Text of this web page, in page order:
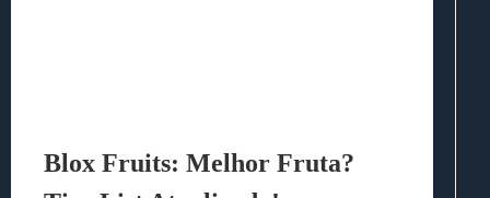
Blox Fruits: Melhor Fruta?